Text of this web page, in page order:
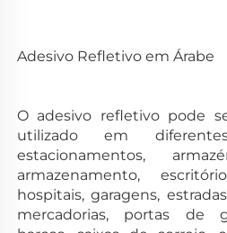
Adesivo Refletivo em Árabe
O adesivo refletivo pode
utilizado em
estacionamentos,
armazenamento,
hospitais, garagens,
mercadorias, portas de